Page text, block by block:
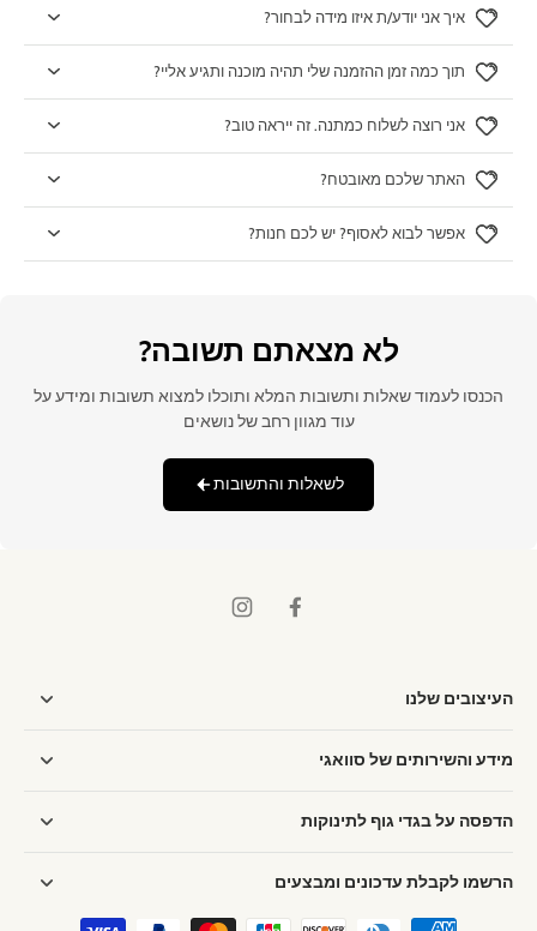
איך אני יודע/ת איזו מידה לבחור?
תוך כמה זמן ההזמנה שלי תהיה מוכנה ותגיע אליי?
אני רוצה לשלוח כמתנה. זה ייראה טוב?
האתר שלכם מאובטח?
אפשר לבוא לאסוף? יש לכם חנות?
לא מצאתם תשובה?
הכנסו לעמוד שאלות ותשובות המלא ותוכלו למצוא תשובות ומידע על
עוד מגוון רחב של נושאים
לשאלות והתשובות
העיצובים שלנו
מידע והשירותים של סוואגי
הדפסה על בגדי גוף לתינוקות
הרשמו לקבלת עדכונים ומבצעים